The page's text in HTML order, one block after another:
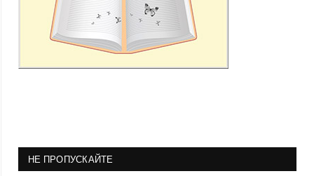
НЕ ПРОПУСКАЙТЕ